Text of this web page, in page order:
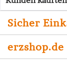
Sicher